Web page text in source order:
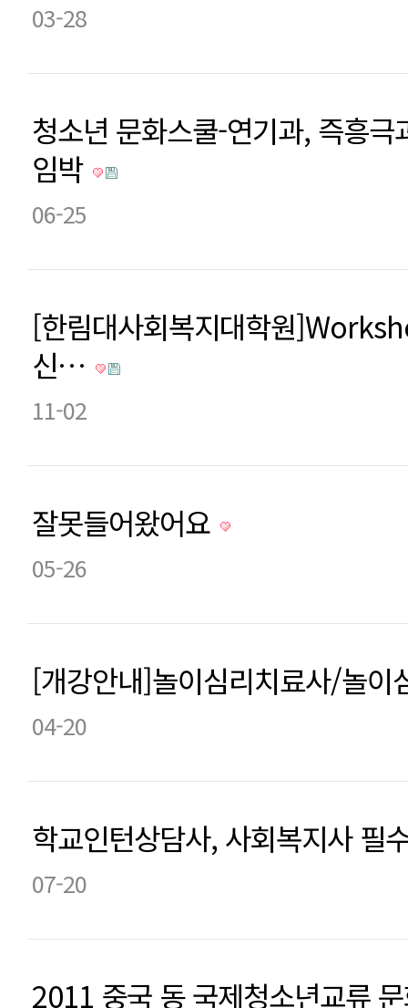
03-28
청소년 문화스쿨-연기과, 즉흥극
임박
06-25
[한림대사회복지대학원
신…
11-02
잘못들어왔어요
05-26
[개강안내]놀이심리치료사/놀이
04-20
학교인턴상담사, 사회복지사 필
07-20
2011 중국 동 국제청소년교류